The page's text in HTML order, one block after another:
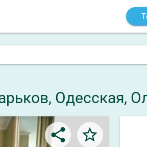
Одесская,
share star_border